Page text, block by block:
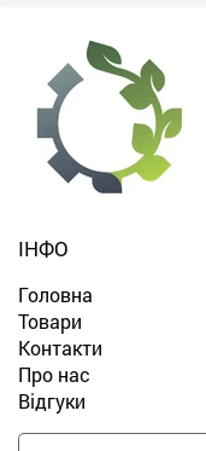
ІНФО
Головна
Товари
Контакти
Про нас
Відгуки